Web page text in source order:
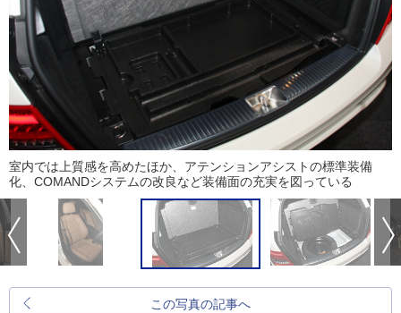
室内では上質感を高めたほか、アテンションアシストの標準装備
化、COMANDシステムの改良など装備面の充実を図っている
この写真の記事へ